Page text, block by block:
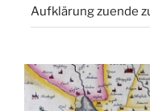
Aufklärung zuende